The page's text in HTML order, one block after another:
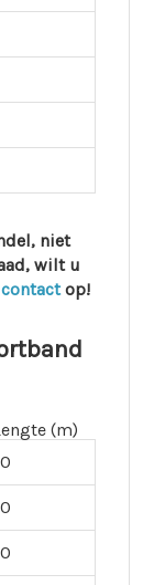
niet
wilt u
contactop!
(m)